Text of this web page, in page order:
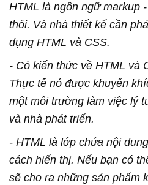
HTML là ngôn ngữ markup
thôi. Và nhà thiết kế cần
dụng HTML và CSS.
- Có kiến thức về HTML và
Thực tế nó được khuyến
một môi trường làm việc lý
và nhà phát triển.
- HTML là lớp chứa nội
cách hiển thị. Nếu bạn có
sẽ cho ra những sản phẩm